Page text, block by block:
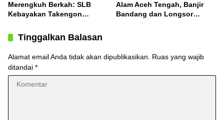
Merengkuh Berkah: SLB
Kebayakan Takengon
Alam Aceh Tengah, Banjir
Bandang dan Longsor
Tinggalkan Balasan
Alamat email Anda tidak akan dipublikasikan. Ruas yang wajib
ditandai *